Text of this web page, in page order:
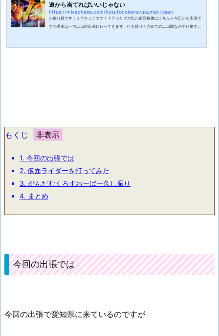
道から当てればいいじゃない
https://miyacheke.com/hokutonokensyukumei-jissen
お疲れ様です！ミヤチェケです！ドデカリプが出た前回稼働はこちら↓今日から出張で
す今週末は一泊二日の出張に行ってきます。行き帰りも含めての二日間なので仕事する
もくじ
1. 今回の出張では
2. 仮面ライダーを打ってみた
3. がんだむくろすおーばー久し振り
4. まとめ
今回の出張では
今回の出張で愛知県に来ているのですが